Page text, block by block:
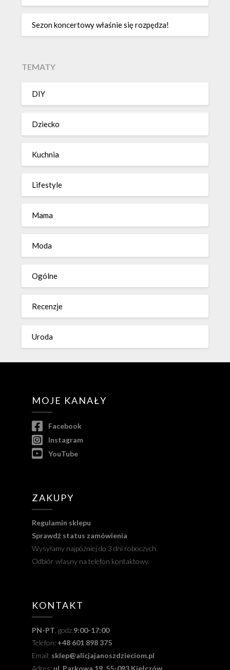
Sezon koncertowy właśnie się rozpędza!
TEMATY
DIY
Dziecko
Kuchnia
Lifestyle
Mama
Moda
Ogólne
Recenzje
Uroda
MOJE KANAŁY
Facebook
Instagram
YouTube
ZAKUPY
Regulamin sklepu
Sprawdź status zamówienia
Wysyłamy najpóźniej do 3 dni roboczych.
Odbiór własny na telefon kontaktowy.
KONTAKT
PN-PT , godz.9:00-17:00
Telefon: +48 601 898 375
Email: sklep@alicjajanoszdzieciom.pl
Adres: ul. Parkowa 19, 55-093 Kiełczów